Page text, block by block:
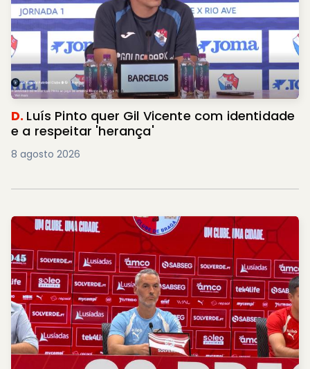
D. Luís Pinto quer Gil Vicente com identidade
e a respeitar 'herança'
8 agosto 2026